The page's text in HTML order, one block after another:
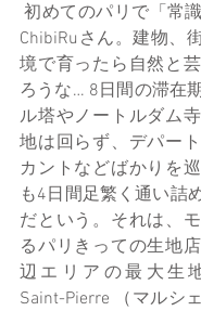
初めてのパリで「常識が変わった」と
ChibiRuさん。建物、
境で育ったら自然と
ろうな… 8日間の滞在
ル塔やノートルダム
地は回らず、デパー
カントなどばかりを
も4日間足繁く通い詰
だという。それは、
るパリきっての生地
辺エリアの最大生
Saint-Pierre （マルシ